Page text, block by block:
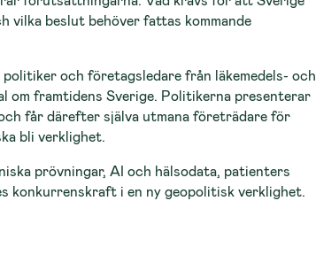
vilka beslut behöver fattas kommande
och företagsledare från läkemedels- och
om framtidens Sverige. Politikerna presenterar
får därefter själva utmana företrädare för
bli verklighet.
prövningar, AI och hälsodata, patienters
konkurrenskraft i en ny geopolitisk verklighet.